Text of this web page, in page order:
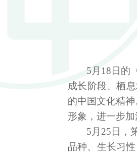
5 月 18 日的
成长阶段、栖
的中国文化精
形象，进一步
5 月 25 日，
品种、生长习